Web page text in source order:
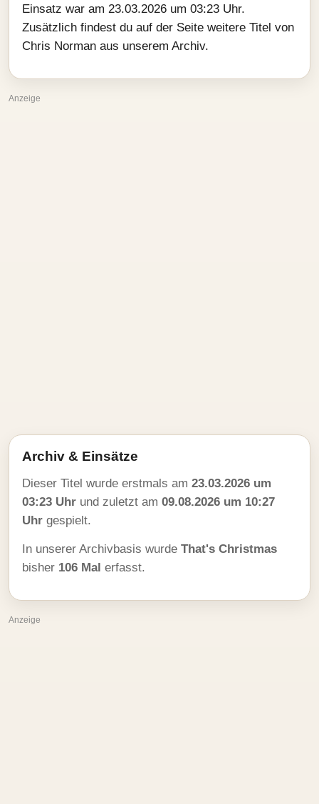
Einsatz war am 23.03.2026 um 03:23 Uhr.
Zusätzlich findest du auf der Seite weitere Titel von
Chris Norman aus unserem Archiv.
Anzeige
Archiv & Einsätze
Dieser Titel wurde erstmals am 23.03.2026 um
03:23 Uhr und zuletzt am 09.08.2026 um 10:27
Uhr gespielt.
In unserer Archivbasis wurde That's Christmas
bisher 106 Mal erfasst.
Anzeige